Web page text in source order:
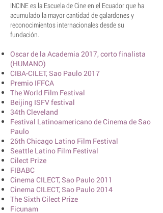
INCINE es la Escuela de Cine en el Ecuador que ha
acumulado la mayor cantidad de galardones y
reconocimientos internacionales desde su
fundación.
Oscar de la Academia 2017, corto finalista
(HUMANO)
CIBA-CILET, Sao Paulo 2017
Premio IFFCA
The World Film Festival
Beijing ISFV festival
34th Cleveland
Festival Latinoamericano de Cinema de Sao
Paulo
26th Chicago Latino Film Festival
Seattle Latino Film Festival
Cilect Prize
FIBABC
Cinema CILECT, Sao Paulo 2011
Cinema CILECT, Sao Paulo 2014
The Sixth Cilect Prize
Ficunam